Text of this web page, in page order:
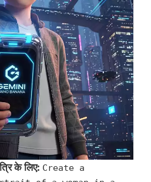
के लिए: Create a